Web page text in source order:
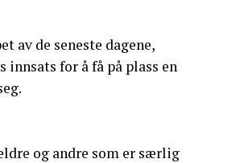
av de seneste dagene,
for å få på plass en
og andre som er særlig